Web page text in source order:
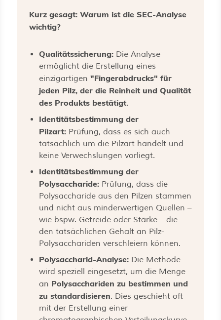
Kurz gesagt: Warum ist die SEC-Analyse
wichtig?
Qualitätssicherung: Die Analyse
ermöglicht die Erstellung eines
einzigartigen "Fingerabdrucks" für
jeden Pilz, der die Reinheit und Qualität
des Produkts bestätigt.
Identitätsbestimmung der
Pilzart: Prüfung, dass es sich auch
tatsächlich um die Pilzart handelt und
keine Verwechslungen vorliegt.
Identitätsbestimmung der
Polysaccharide: Prüfung, dass die
Polysaccharide aus den Pilzen stammen
und nicht aus minderwertigen Quellen –
wie bspw. Getreide oder Stärke – die
den tatsächlichen Gehalt an Pilz-
Polysacchariden verschleiern können.
Polysaccharid-Analyse: Die Methode
wird speziell eingesetzt, um die Menge
an Polysacchariden zu bestimmen und
zu standardisieren. Dies geschieht oft
mit der Erstellung einer